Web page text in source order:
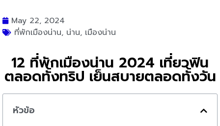
May 22, 2024
ที่พักเมืองน่าน, น่าน, เมืองน่าน
12 ที่พักเมืองน่าน 2024 เที่ยวฟิน
ตลอดทั้งทริป เย็นสบายตลอดทั้งวัน
หัวข้อ